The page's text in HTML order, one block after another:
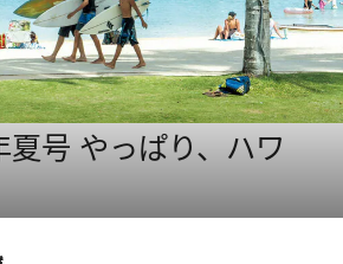
夏号 やっぱり、ハワ